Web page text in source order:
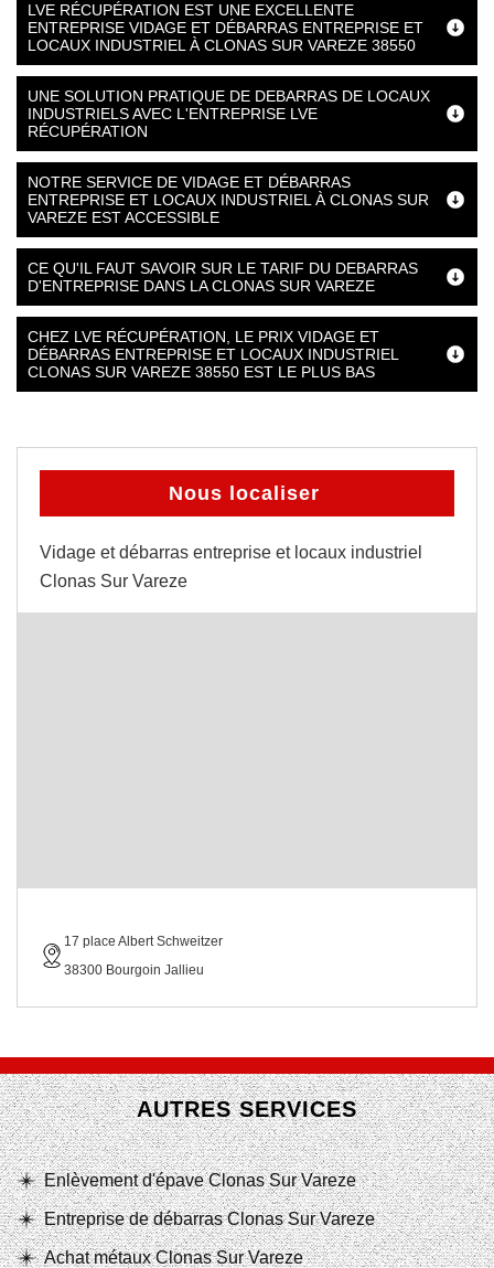
LVE RÉCUPÉRATION EST UNE EXCELLENTE
ENTREPRISE VIDAGE ET DÉBARRAS ENTREPRISE ET
LOCAUX INDUSTRIEL À CLONAS SUR VAREZE 38550
UNE SOLUTION PRATIQUE DE DEBARRAS DE LOCAUX
INDUSTRIELS AVEC L'ENTREPRISE LVE
RÉCUPÉRATION
NOTRE SERVICE DE VIDAGE ET DÉBARRAS
ENTREPRISE ET LOCAUX INDUSTRIEL À CLONAS SUR
VAREZE EST ACCESSIBLE
CE QU'IL FAUT SAVOIR SUR LE TARIF DU DEBARRAS
D'ENTREPRISE DANS LA CLONAS SUR VAREZE
CHEZ LVE RÉCUPÉRATION, LE PRIX VIDAGE ET
DÉBARRAS ENTREPRISE ET LOCAUX INDUSTRIEL
CLONAS SUR VAREZE 38550 EST LE PLUS BAS
Nous localiser
Vidage et débarras entreprise et locaux industriel
Clonas Sur Vareze
17 place Albert Schweitzer
38300 Bourgoin Jallieu
AUTRES SERVICES
Enlèvement d'épave Clonas Sur Vareze
Entreprise de débarras Clonas Sur Vareze
Achat métaux Clonas Sur Vareze